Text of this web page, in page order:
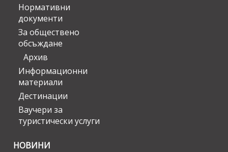
Нормативни
документи
За обществено
обсъждане
Архив
Информационни
материали
Дестинации
Ваучери за
туристически услуги
НОВИНИ